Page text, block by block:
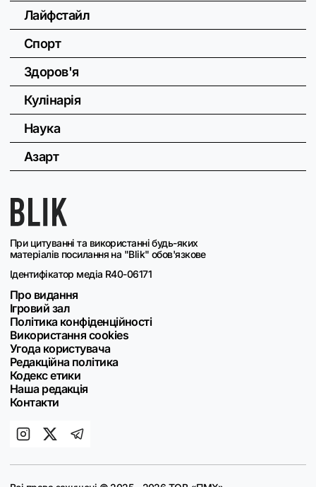
При цитуванні та використанні будь-яких
матеріалів посилання на "Blik" обов'язкове
Ідентифікатор медіа R40-06171
Про видання
Ігровий зал
Політика конфіденційності
Використання cookies
Угода користувача
Редакційна політика
Кодекс етики
Наша редакція
Контакти
Лайфстайл
Спорт
Здоров'я
Кулінарія
Наука
Азарт